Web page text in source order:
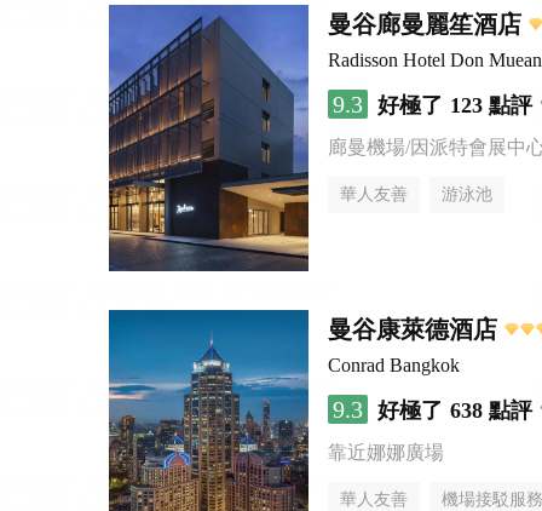
曼谷廊曼麗笙酒店
Radisson Hotel Don
9.3 好極了 123 點評
廊曼機場/因派特會展中
華人友善 游泳池
曼谷康萊德酒店
Conrad Bangkok
9.3 好極了 638 點評
靠近娜娜廣場
華人友善 機場接駁服務